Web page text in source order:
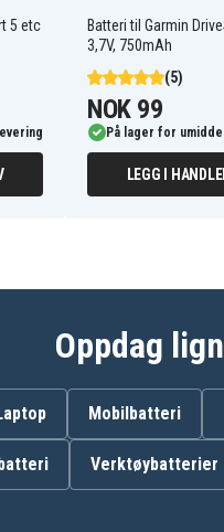
5 etc
Batteri til Garmin
3,7V, 750mAh
(5)
NOK 99
På lager for
LEGG I
Oppdag
Mobilbatteri
Verktøybatterier